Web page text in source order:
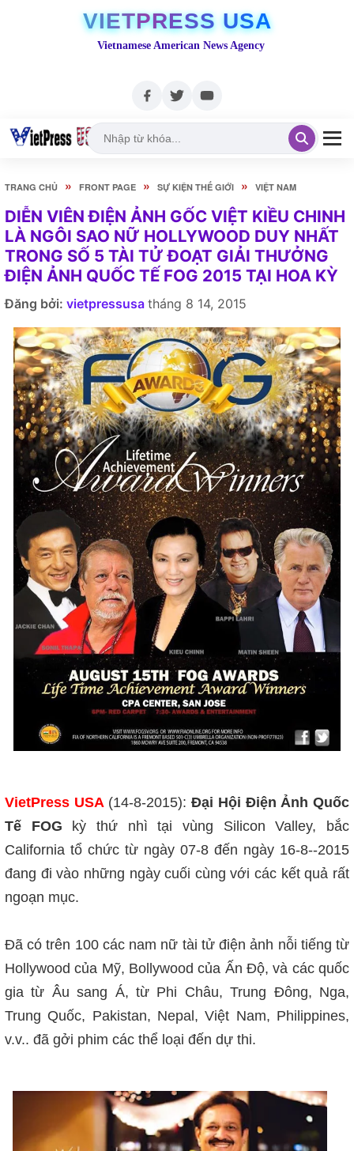
VIETPRESS USA
Vietnamese American News Agency
TRANG CHỦ » FRONT PAGE » SỰ KIỆN THẾ GIỚI » VIỆT NAM
DIỄN VIÊN ĐIỆN ẢNH GỐC VIỆT KIỀU CHINH
LÀ NGÔI SAO NỮ HOLLYWOOD DUY NHẤT
TRONG SỐ 5 TÀI TỬ ĐOẠT GIẢI THƯỞNG
ĐIỆN ẢNH QUỐC TẾ FOG 2015 TẠI HOA KỲ
Đăng bởi: vietpressusa tháng 8 14, 2015
VietPress USA (14-8-2015):Đại Hội Điện Ảnh Quốc
Tế FOG kỳ thứ nhì tại vùng Silicon Valley, bắc
California tổ chức từ ngày 07-8 đến ngày 16-8--2015
đang đi vào những ngày cuối cùng với các kết quả rất
ngoạn mục.
Đã có trên 100 các nam nữ tài tử điện ảnh nỗi tiếng từ
Hollywood của Mỹ, Bollywood của Ấn Độ, và các quốc
gia từ Âu sang Á, từ Phi Châu, Trung Đông, Nga,
Trung Quốc, Pakistan, Nepal, Việt Nam, Philippines,
v.v.. đã gởi phim các thể loại đến dự thi.